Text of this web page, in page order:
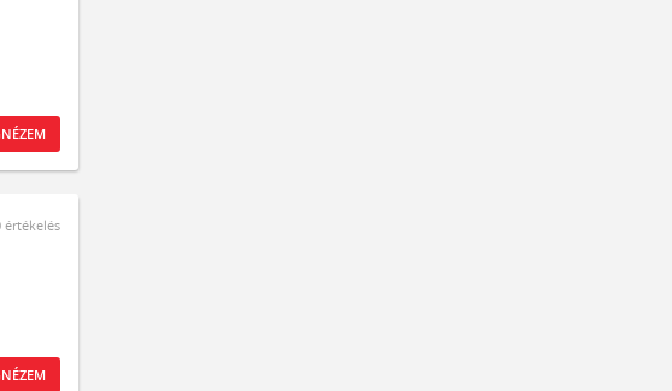
értékelés